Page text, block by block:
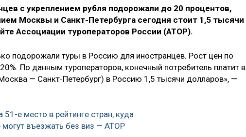
с укреплением рубля подорожали до 20 процентов,
Москвы и Санкт-Петербурга сегодня стоит 1,5 тысячи
Ассоциации туроператоров России (АТОР).
подорожали туры в Россию для иностранцев. Рост цен по
По данным туроператоров, конечный потребитель платит в
— Санкт-Петербург) в Россию 1,5 тысячи долларов», —
51-е место в рейтинге стран, куда
могут въезжать без виз — АТОР